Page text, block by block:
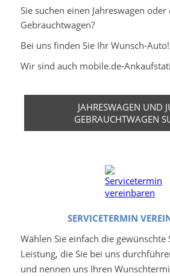
Sie suchen einen Jahreswagen
Gebrauchtwagen?
Bei uns finden Sie Ihr Wunsch-Auto!
Wir sind auch mobile.de-
JAHRESWAGEN UND
GEBRAUCHTWAGEN
SERVICETERMIN
Wählen Sie einfach die gewünschte
Leistung, die Sie bei uns
und nennen uns Ihren